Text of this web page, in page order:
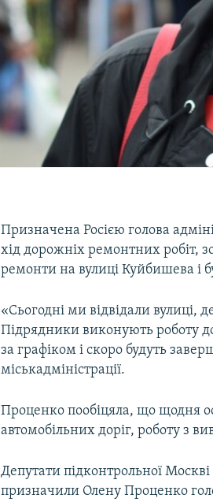
Призначена Росією голова
хід дорожніх ремонтних робіт,
ремонти на вулиці Куйбишева і
«Сьогодні ми відвідали вулиці,
Підрядники виконують роботу
за графіком і скоро будуть
міськадміністрації.
Проценко пообіцяла, що щодня
автомобільних доріг, роботу з
Депутати підконтрольної
призначили Олену Проценко